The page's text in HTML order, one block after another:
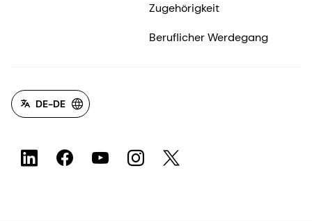
Zugehörigkeit
Beruflicher Werdegang
DE-DE